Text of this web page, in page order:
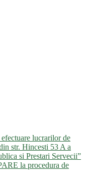
lucrarilor de
str. Hincesti 53 A a
si Prestari Servecii”
la procedura de